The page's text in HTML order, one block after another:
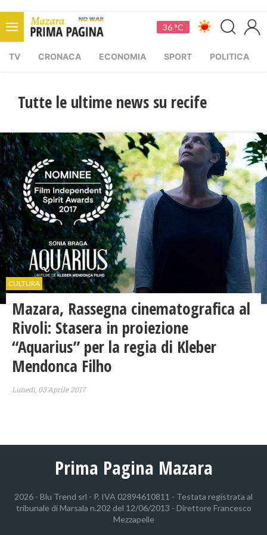
36 °C
TV CRONACA ECONOMIA SPORT POLITICA
Tutte le ultime news su recife
CULTURA
Mazara, Rassegna cinematografica al
Rivoli: Stasera in proiezione
“Aquarius” per la regia di Kleber
Mendonca Filho
Lunedì, 03 Aprile 2017
Prima Pagina Mazara
2026 - Blu Trend srl - P. IVA 02894610811 - Testata registrata al
tribunale di Marsala n.202 del 12/06/2013 - Direttore Francesco
Mezzapelle